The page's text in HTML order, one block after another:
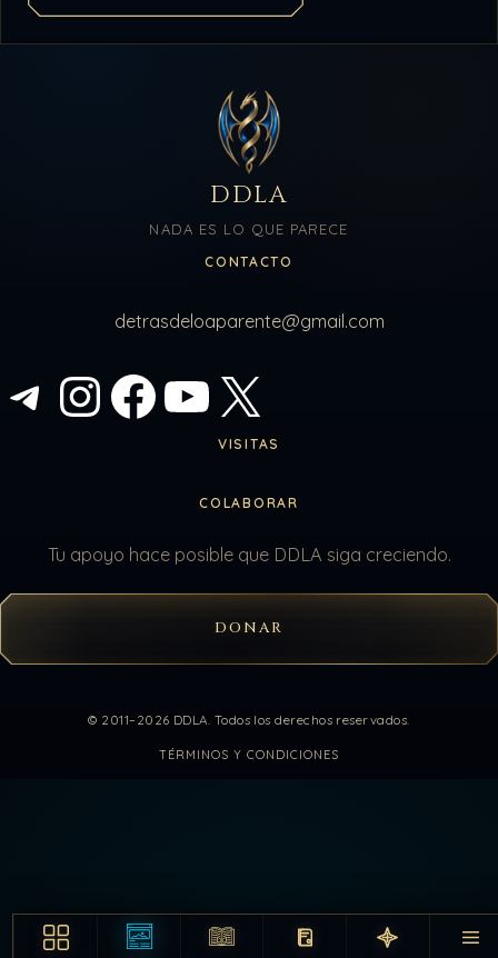
DDLA
NADA ES LO QUE PARECE
CONTACTO
detrasdeloaparente@gmail.com
TelegramInstagram
FacebookYouTube
X
VISITAS
COLABORAR
Tu apoyo hace posible que DDLA siga creciendo.
DONAR
© 2011–2026 DDLA. Todos los derechos reservados.
TÉRMINOS Y CONDICIONES